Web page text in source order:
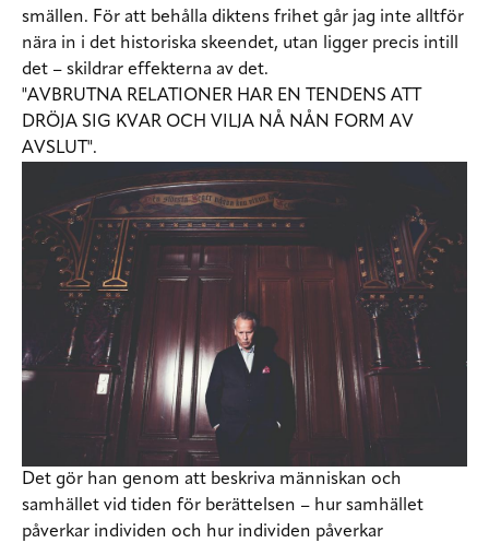
smällen. För att behålla diktens frihet går jag inte alltför
nära in i det historiska skeendet, utan ligger precis intill
det – skildrar effekterna av det.
"AVBRUTNA RELATIONER HAR EN TENDENS ATT
DRÖJA SIG KVAR OCH VILJA NÅ NÅN FORM AV
AVSLUT".
Det gör han genom att beskriva människan och
samhället vid tiden för berättelsen – hur samhället
påverkar individen och hur individen påverkar